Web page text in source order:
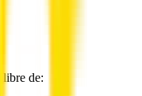
libre de: